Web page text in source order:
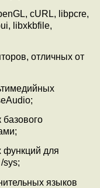
cURL, libpcre,
libxkbfile,
отличных от
функций для
sys;
языков